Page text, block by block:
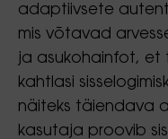
adaptiivsete
mis võtavad
ja asukohainfot,
kahtlasi
näiteks täiendava
kasutaja proovib